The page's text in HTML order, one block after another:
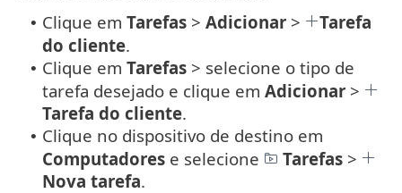
• Clique em Tarefas > Adicionar >
Tarefa
do cliente.
• Clique em Tarefas > selecione o tipo de
tarefa desejado e clique em Adicionar >
Tarefa do cliente.
• Clique no dispositivo de destino em
Computadores e selecione Tarefas >
Nova tarefa.